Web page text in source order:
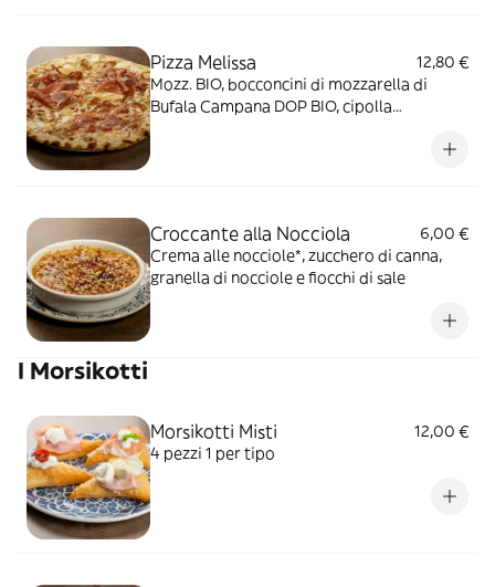
Pizza Melissa
12,80 €
Mozz. BIO, bocconcini di mozzarella di
Bufala Campana DOP BIO, cipolla
Parma DOP (20m.), scaglie di Parmigiano
Croccante alla Nocciola
6,00 €
Crema alle nocciole*, zucchero di canna,
granella di nocciole e fiocchi di sale
I Morsikotti
Morsikotti Misti
12,00 €
4 pezzi 1 per tipo